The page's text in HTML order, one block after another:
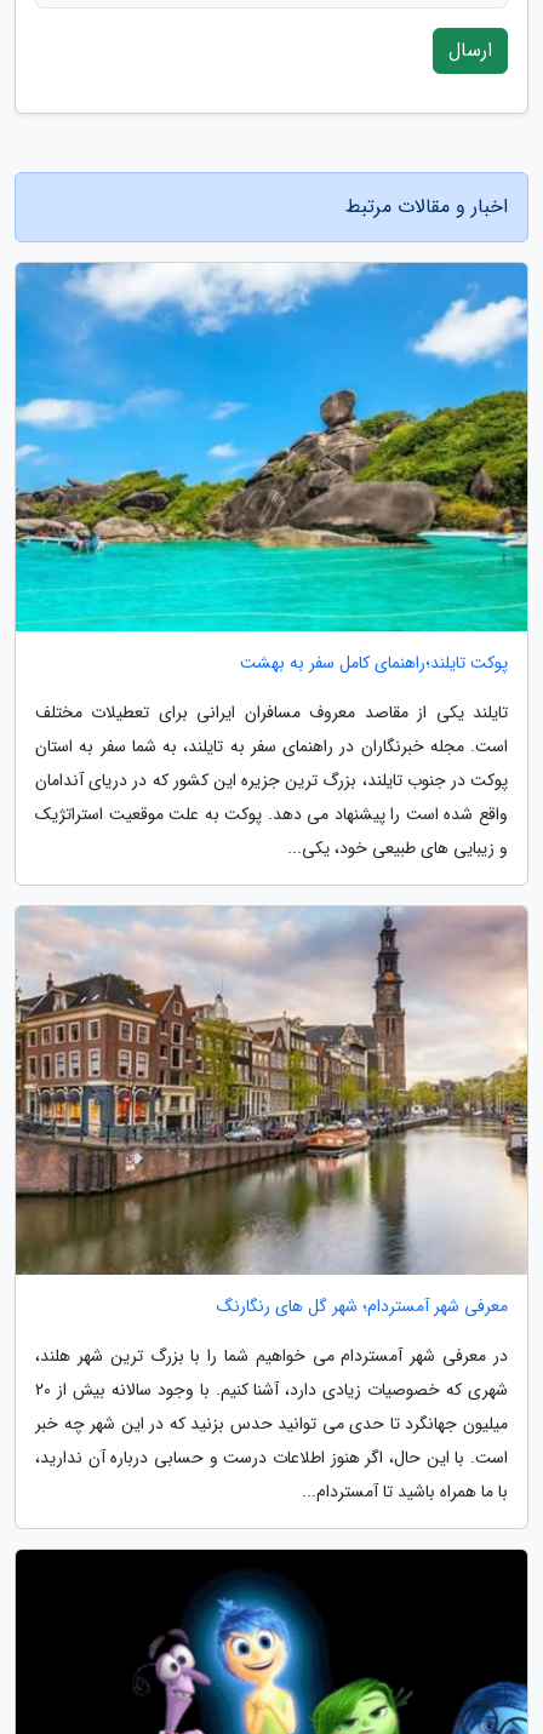
ارسال
اخبار و مقالات مرتبط
پوکت تایلند؛راهنمای کامل سفر به بهشت
تایلند یکی از مقاصد معروف مسافران ایرانی برای تعطیلات مختلف
است. مجله خبرنگاران در راهنمای سفر به تایلند، به شما سفر به استان
پوکت در جنوب تایلند، بزرگ ترین جزیره این کشور که در دریای آندامان
واقع شده است را پیشنهاد می دهد. پوکت به علت موقعیت استراتژیک
و زیبایی های طبیعی خود، یکی...
معرفی شهر آمستردام؛ شهر گل های رنگارنگ
در معرفی شهر آمستردام می خواهیم شما را با بزرگ ترین شهر هلند،
شهری که خصوصیات زیادی دارد، آشنا کنیم. با وجود سالانه بیش از 20
میلیون جهانگرد تا حدی می توانید حدس بزنید که در این شهر چه خبر
است. با این حال، اگر هنوز اطلاعات درست و حسابی درباره آن ندارید،
با ما همراه باشید تا آمستردام...